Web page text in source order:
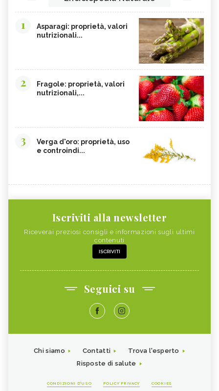
1
Asparagi: proprietà, valori
nutrizionali...
2
Fragole: proprietà, valori
nutrizionali,...
3
Verga d'oro: proprietà, uso
e controindi...
Iscriviti alla newsletter
Riceverai preziosi consigli e informazioni sugli ultimi
contenuti
ISCRIVITI
Seguici su
Chi siamo Contatti
Trova l'esperto
Risposte di salute
CONDIZIONI D'USO POLICY PRIVACY COOKIES